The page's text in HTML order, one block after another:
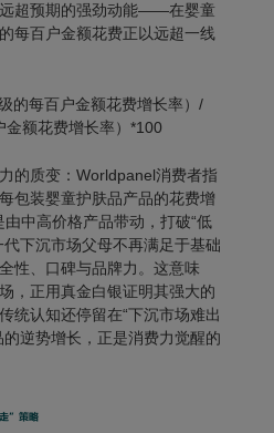
超预期的强劲动能——在婴童
每百户金额花费正以远超一线
的每百户金额花费增长率）/
金额花费增长率）*100
的质变：Worldpanel消费者指
包装婴童护肤品产品的花费增
中高价格产品带动，打破“低
下沉市场父母不再满足于基础
性 口碑与品牌力 。这意味
，正用真金白银证明其强大的
统认知还停留在“下沉市场难出
逆势增长，正是消费力觉醒的